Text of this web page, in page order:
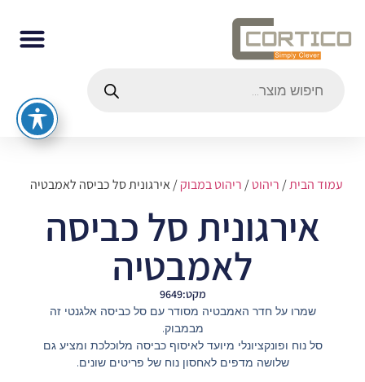
עמוד הבית/ריהוט/ריהוט במבוק/ אירגונית סל כביסה לאמבטיה
אירגונית סל כביסה
לאמבטיה
מקט:9649
שמרו על חדר האמבטיה מסודר עם סל כביסה אלגנטי זה
מבמבוק.
סל נוח ופונקציונלי מיועד לאיסוף כביסה מלוכלכת ומציע גם
שלושה מדפים לאחסון נוח של פריטים שונים.